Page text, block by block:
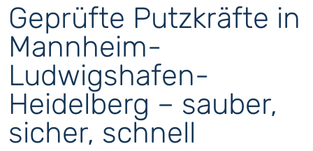
Geprüfte Putzkräfte in
Mannheim-
Ludwigshafen-
Heidelberg – sauber,
sicher, schnell